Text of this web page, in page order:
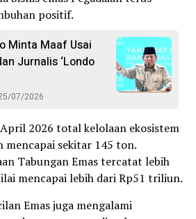
positif.
Minta Maaf Usai
Jurnalis ‘Londo
07/2026
2026 total kelolaan ekosistem
mencapai sekitar 145 ton.
Tabungan Emas tercatat lebih
mencapai lebih dari Rp51 triliun.
Emas juga mengalami